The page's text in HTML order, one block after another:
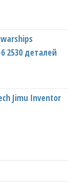
2530 деталей
Jimu Inventor